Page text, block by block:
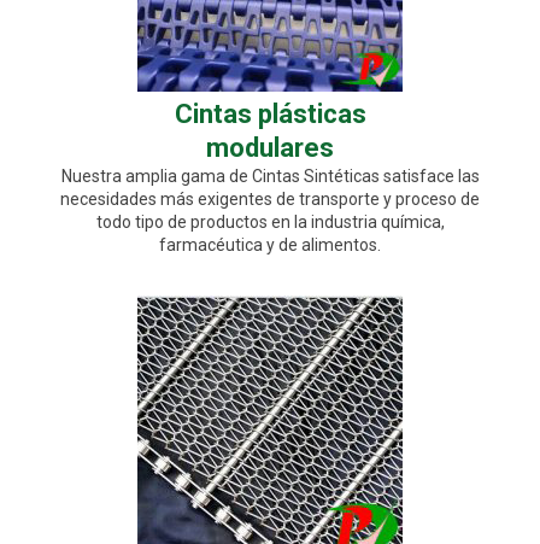
Cintas plásticas
modulares
Nuestra amplia gama de Cintas Sintéticas satisface las
necesidades más exigentes de transporte y proceso de
todo tipo de productos en la industria química,
farmacéutica y de alimentos.